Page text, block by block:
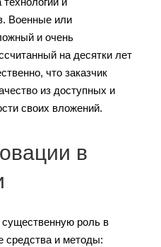
Военные или
и очень
на десятки лет
что заказчик
из доступных и
своих вложений.
в
роль в
средства и методы: